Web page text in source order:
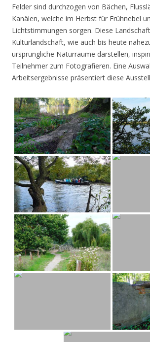
Felder sind durchzogen von Bächen,
Kanälen, welche im Herbst für Frühnebel
Lichtstimmungen sorgen. Diese
Kulturlandschaft, wie auch bis heute
ursprüngliche Naturräume darstellen,
Teilnehmer zum Fotografieren. Eine
Arbeitsergebnisse präsentiert diese